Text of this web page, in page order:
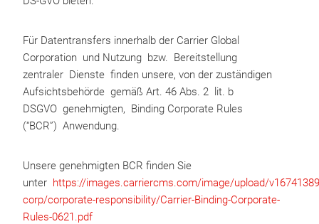
Für Datentransfers innerhalb der Carrier Global
Corporation und Nutzung bzw. Bereitstellung
zentraler Dienste finden unsere, von der zuständigen
Aufsichtsbehörde gemäß Art. 46 Abs. 2 lit. b
DSGVO genehmigten, Binding Corporate Rules
(“BCR”) Anwendung.
Unsere genehmigten BCR finden Sie
unter https://images.carriercms.com/image/upload/
corp/corporate-responsibility/Carrier-Binding-Corporate-
Rules-0621.pdf